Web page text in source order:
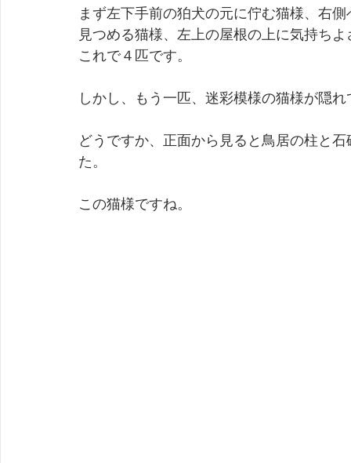
まず左下手前の狛犬の元に佇む猫様、右
見つめる猫様、左上の屋根の上に気持ち
これで４匹です。
しかし、もう一匹、迷彩模様の猫様が隠
どうですか、正面から見ると鳥居の柱と
た。
この猫様ですね。